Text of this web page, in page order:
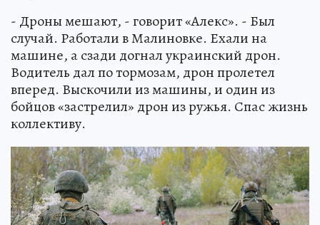
- Дроны мешают, - говорит «Алекс». - Был
случай. Работали в Малиновке. Ехали на
машине, а сзади догнал украинский дрон.
Водитель дал по тормозам, дрон пролетел
вперед. Выскочили из машины, и один из
бойцов «застрелил» дрон из ружья. Спас жизнь
коллективу.